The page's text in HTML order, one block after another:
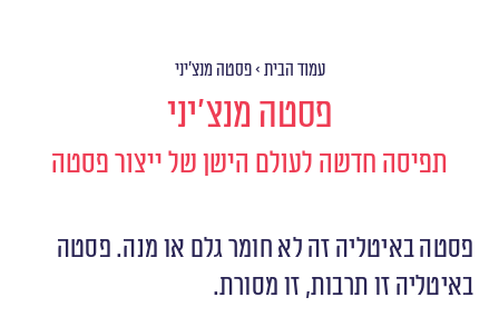
עמוד הבית >פסטה מנצ׳יני
פסטה מנצ׳יני
תפיסה חדשה לעולם הישן של ייצור פסטה
פסטה באיטליה זה לא חומר גלם או מנה. פסטה
באיטליה זו תרבות, זו מסורת.